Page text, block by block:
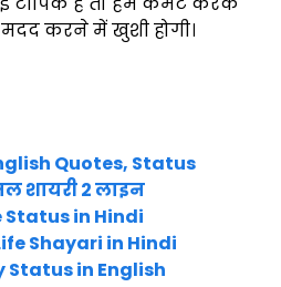
करने में खुशी होगी।
Quotes, Status
शायरी 2 लाइन
Status in Hindi
Shayari in Hindi
Status in English